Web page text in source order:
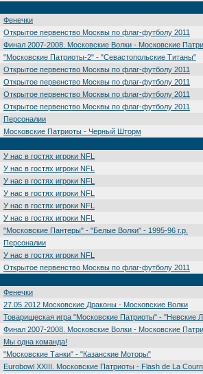
Фенечки
Открытое первенство Москвы по флаг-футболу 2011
Финал 2007-2008. Московские Волки - Московские
"Московские Патриоты-2" - "Севастопольские Титаны"
Открытое первенство Москвы по флаг-футболу 2011
Открытое первенство Москвы по флаг-футболу 2011
Открытое первенство Москвы по флаг-футболу 2011
Открытое первенство Москвы по флаг-футболу 2011
Персоналии
Московские Патриоты - Черный Шторм
У нас в гостях игроки NFL
У нас в гостях игроки NFL
У нас в гостях игроки NFL
У нас в гостях игроки NFL
У нас в гостях игроки NFL
У нас в гостях игроки NFL
"Московские Пантеры" - "Белые Волки" - 1995-96 г.р.
Персоналии
У нас в гостях игроки NFL
Открытое первенство Москвы по флаг-футболу 2011
Фенечки
27.05.2012 Московские Драконы - Московские Волки
Товарищеская игра "Московские Патриоты" - "Невские
Финал 2007-2008. Московские Волки - Московские
Мы одна команда!
"Московские Танки" - "Казанские Моторы"
Eurobowl XXIII. Московские Патриоты - Flash de La